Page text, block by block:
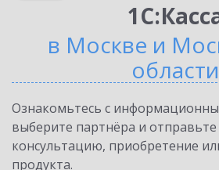
в Москве и
области
Ознакомьтесь с
выберите партнёра и отправьте
консультацию, приобретение
продукта.